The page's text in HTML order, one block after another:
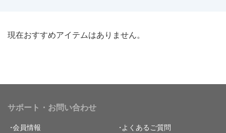
現在おすすめアイテムはありません。
サポート・お問い合わせ
会員情報 よくあるご質問